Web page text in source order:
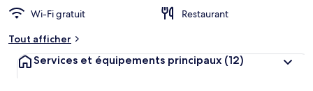
Wi-Fi gratuit
Restaurant
Tout afficher
Services et équipements principaux (12)